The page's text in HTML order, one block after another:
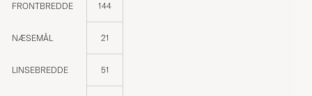
FRONTBREDDE 144
NÆSEMÅL 21
LINSEBREDDE 51